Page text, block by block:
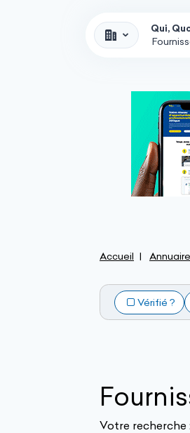
Qui,
Accueil Annuaire
Vérifié ?
Votre recherche :